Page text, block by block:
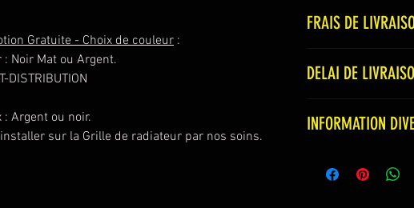
Gratuite - Choix de couleur :
Noir Mat ou Argent.
: Argent ou noir.
sur la Grille de radiateur par nos soins.
radiateur.
FRAIS DE
* EU + Suisse :
* Autres Pays : 39€
>>>> ATTENTION
DELAI DE
délai de fabrication
ouvertures d'usine.
POUR TOUTES
INFORMATION
minimes ont pu